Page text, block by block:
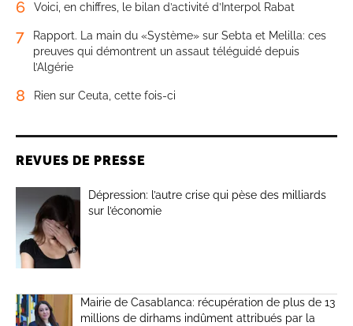
6 Voici, en chiffres, le bilan d’activité d’Interpol Rabat
7
Rapport. La main du «Système» sur Sebta et Melilla: ces
preuves qui démontrent un assaut téléguidé depuis
l’Algérie
8 Rien sur Ceuta, cette fois-ci
REVUES DE PRESSE
Dépression: l’autre crise qui pèse des milliards
sur l’économie
Mairie de Casablanca: récupération de plus de 13
millions de dirhams indûment attribués par la